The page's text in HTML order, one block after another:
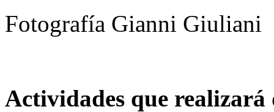
Fotografía Gianni Giuliani
Actividades que